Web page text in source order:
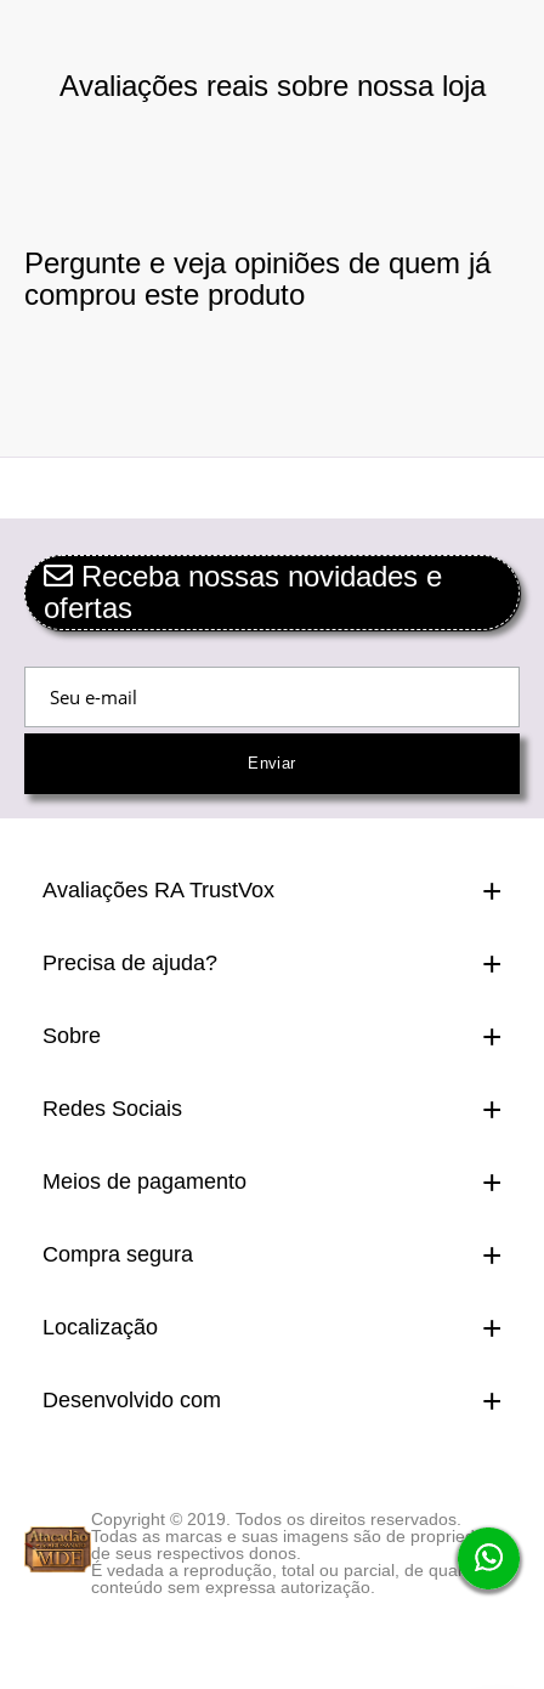
Avaliações reais sobre nossa loja
Pergunte e veja opiniões de quem já
comprou este produto
Receba nossas novidades e
ofertas
Avaliações RA TrustVox
Precisa de ajuda?
Sobre
Redes Sociais
Meios de pagamento
Compra segura
Localização
Desenvolvido com
Copyright © 2019. Todos os direitos reservados.
Todas as marcas e suas imagens são de propriedade
de seus respectivos donos.
É vedada a reprodução, total ou parcial, de qualquer
conteúdo sem expressa autorização.